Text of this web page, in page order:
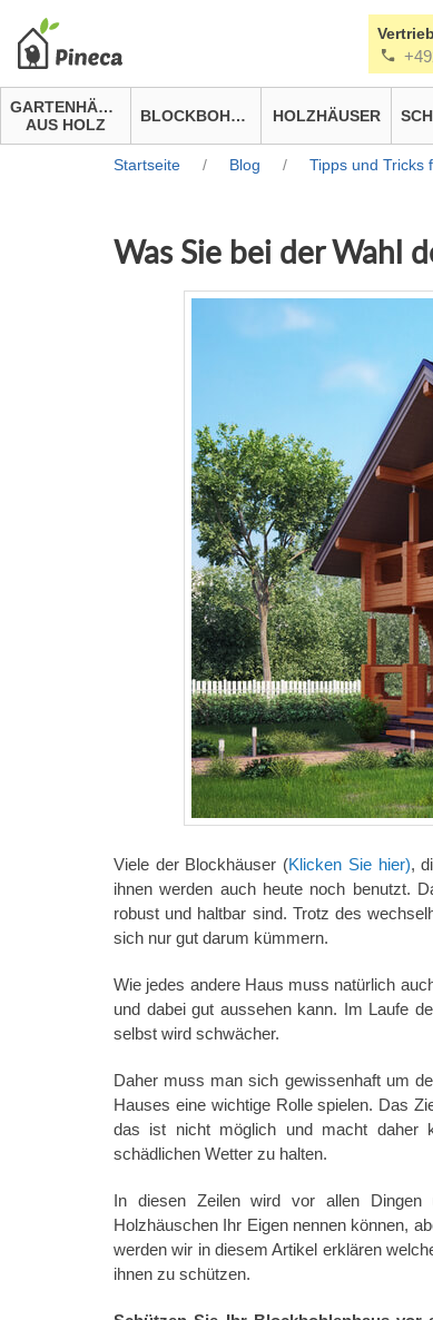
GARTENHÄUSER
AUS HOLZ
BLOCKBOHLENHÄUSER HOLZHÄUSER
Startseite / Blog / Tipps und Tricks
Was Sie bei der Wahl
Viele der Blockhäuser (Klicken Sie hier),
ihnen werden auch heute noch benutzt.
robust und haltbar sind. Trotz des
sich nur gut darum kümmern.
Wie jedes andere Haus muss natürlich
und dabei gut aussehen kann. Im Laufe
selbst wird schwächer.
Daher muss man sich gewissenhaft um
Hauses eine wichtige Rolle spielen. Das
das ist nicht möglich und macht daher
schädlichen Wetter zu halten.
In diesen Zeilen wird vor allen Dingen
Holzhäuschen Ihr Eigen nennen können,
werden wir in diesem Artikel erklären
ihnen zu schützen.